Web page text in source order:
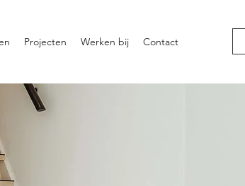
Projecten Werken bij Contact